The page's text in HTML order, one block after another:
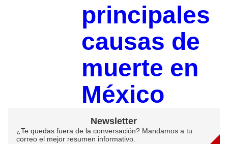
principales
causas de
muerte en
México
Newsletter
¿Te quedas fuera de la conversación? Mandamos a tu
correo el mejor resumen informativo.